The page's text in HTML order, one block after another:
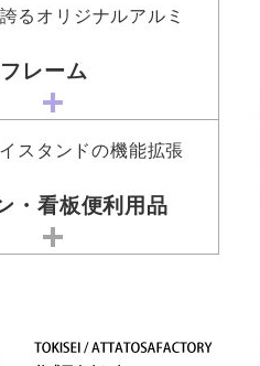
るオリジナルアルミ
レーム
スタンドの機能拡張
・看板便利用品